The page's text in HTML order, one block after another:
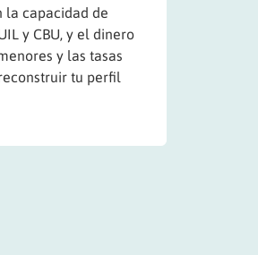
la capacidad de
y CBU, y el dinero
y las tasas
tu perfil